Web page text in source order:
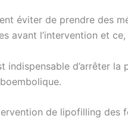
éviter de prendre des
avant l’intervention et
indispensable d’arrêter
de lipofilling des